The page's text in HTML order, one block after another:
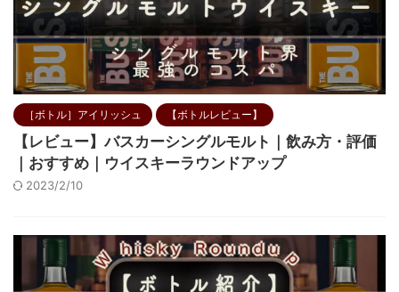
［ボトル］アイリッシュ 【ボトルレビュー】
【レビュー】バスカーシングルモルト｜飲み方・評価
｜おすすめ｜ウイスキーラウンドアップ
2023/2/10